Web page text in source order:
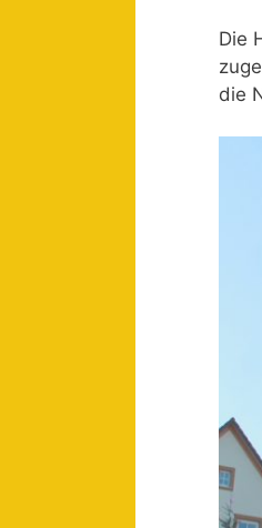
Die
die